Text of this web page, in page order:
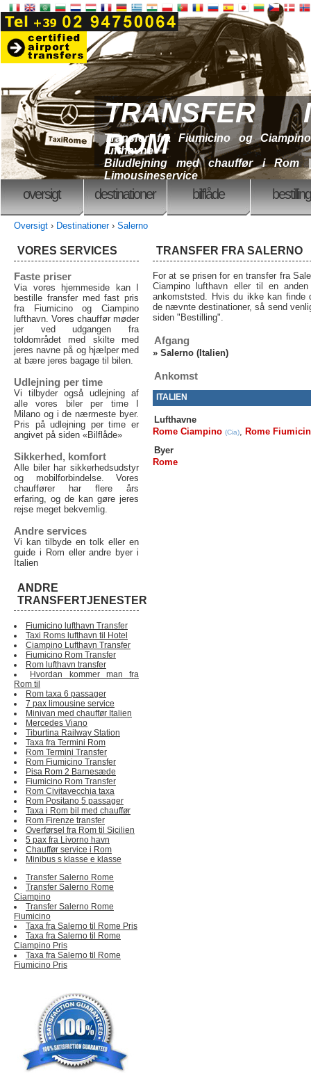
TRANSFER I
ROM
Transfer fra Fiumicino og Ciampino
lufthavne
Biludlejning med chauffør i Rom |
Limousineservice
oversigt destinationer bilflåde bestilling
Oversigt › Destinationer› Salerno
TRANSFER FRA SALERNO
For at se prisen for en transfer fra
Ciampino lufthavn eller til en
ankomststed. Hvis du ikke kan finde
de nævnte destinationer, så send
siden "Bestilling".
Afgang
» Salerno (Italien)
Ankomst
ITALIEN
Lufthavne
Rome Ciampino (Cia), Rome
Byer
Rome
VORES SERVICES
Faste priser
Via vores hjemmeside kan I
bestille fransfer med fast pris
fra Fiumicino og Ciampino
lufthavn. Vores chauffør møder
jer ved udgangen fra
toldområdet med skilte med
jeres navne på og hjælper med
at bære jeres bagage til bilen.
Udlejning per time
Vi tilbyder også udlejning af
alle vores biler per time I
Milano og i de nærmeste byer.
Pris på udlejning per time er
angivet på siden «Bilflåde»
Sikkerhed, komfort
Alle biler har sikkerhedsudstyr
og mobilforbindelse. Vores
chauffører har flere års
erfaring, og de kan gøre jeres
rejse meget bekvemlig.
Andre services
Vi kan tilbyde en tolk eller en
guide i Rom eller andre byer i
Italien
ANDRE
TRANSFERTJENESTER
Fiumicino lufthavn Transfer
Taxi Roms lufthavn til Hotel
Ciampino Lufthavn Transfer
Fiumicino Rom Transfer
Rom lufthavn transfer
Hvordan kommer man fra
Rom til
Rom taxa 6 passager
7 pax limousine service
Minivan med chauffør Italien
Mercedes Viano
Tiburtina Railway Station
Taxa fra Termini Rom
Rom Termini Transfer
Rom Fiumicino Transfer
Pisa Rom 2 Barnesæde
Fiumicino Rom Transfer
Rom Civitavecchia taxa
Rom Positano 5 passager
Taxa i Rom bil med chauffør
Rom Firenze transfer
Overførsel fra Rom til Sicilien
5 pax fra Livorno havn
Chauffør service i Rom
Minibus s klasse e klasse
Transfer Salerno Rome
Transfer Salerno Rome
Ciampino
Transfer Salerno Rome
Fiumicino
Taxa fra Salerno til Rome Pris
Taxa fra Salerno til Rome
Ciampino Pris
Taxa fra Salerno til Rome
Fiumicino Pris